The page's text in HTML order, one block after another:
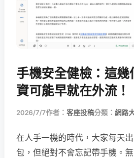
手機安全健檢：這幾
資可能早就在外流！
2026/7/7作者： 客座投稿分類： 網路
在人手一機的時代，大家每天
包，但絕對不會忘記帶手機。